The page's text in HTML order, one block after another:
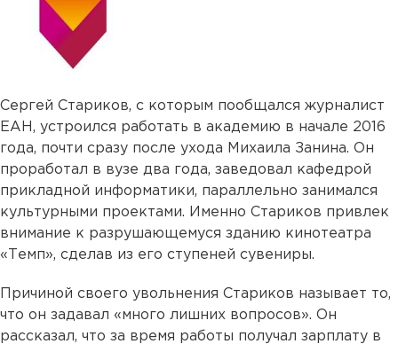
Сергей Стариков, с которым пообщался журналист
ЕАН, устроился работать в академию в начале 2016
года, почти сразу после ухода Михаила Занина. Он
проработал в вузе два года, заведовал кафедрой
прикладной информатики, параллельно занимался
культурными проектами. Именно Стариков привлек
внимание к разрушающемуся зданию кинотеатра
«Темп», сделав из его ступеней сувениры.
Причиной своего увольнения Стариков называет то,
что он задавал «много лишних вопросов». Он
рассказал, что за время работы получал зарплату в